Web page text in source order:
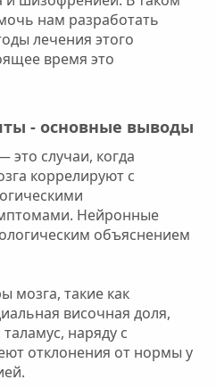
нам разработать
лечения этого
время это
- основные выводы​
случаи, когда
коррелируют с
Нейронные
объяснением
мозга, такие как
височная доля,
наряду с
отклонения от нормы у